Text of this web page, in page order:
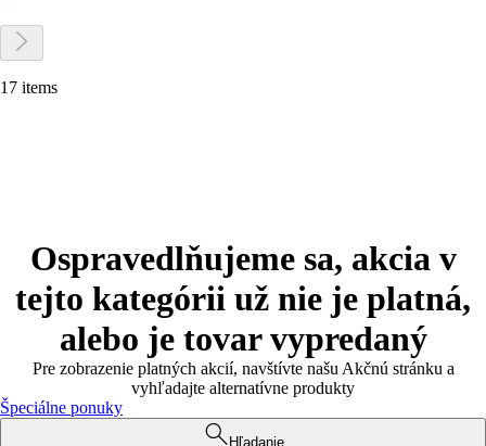
17 items
Ospravedlňujeme sa, akcia v
tejto kategórii už nie je platná,
alebo je tovar vypredaný
Pre zobrazenie platných akcií, navštívte našu Akčnú stránku a
vyhľadajte alternatívne produkty
Špeciálne ponuky
Hľadanie